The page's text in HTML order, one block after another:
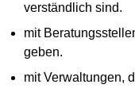
verständlich sind.
mit
geben.
mit Verwaltungen,